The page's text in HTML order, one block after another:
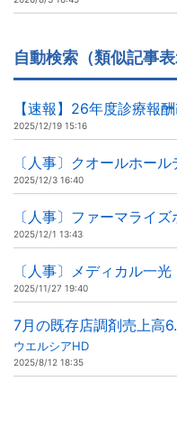
自動検索（類似記事表
【速報】26年度診療報
2025/12/19 15:16
〔人事〕クオールホール
2025/12/3 16:40
〔人事〕ファーマライ
2025/12/1 13:43
〔人事〕メディカル一光
2025/11/27 19:40
7月の既存店調剤売上高
ウエルシアHD
2025/8/12 18:35